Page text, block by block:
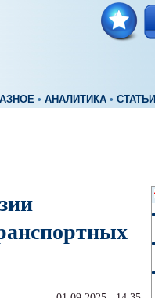
• АНАЛИТИКА • СТАТЬИ